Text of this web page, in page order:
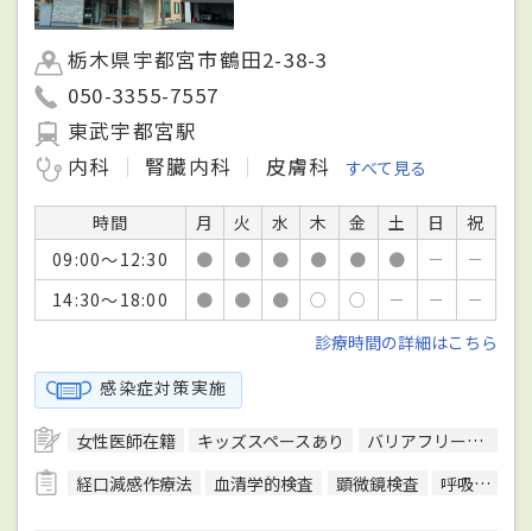
栃木県宇都宮市鶴田2-38-3
050-3355-7557
東武宇都宮駅
内科
腎臓内科 皮膚科 すべて見る
時間 月 火 水 木 金 土 日
祝
09:00～12:30
● ● ● ● ● ● －
－
14:30～18:00
● ● ● ○ ○ － －
－
診療時間の詳細はこちら
感染症対策実施
女性医師在籍 キッズスペースあり バリアフリー対応
経口減感作療法
血清学的検査 顕微鏡検査 呼吸機能検査（スパイロメトリー）